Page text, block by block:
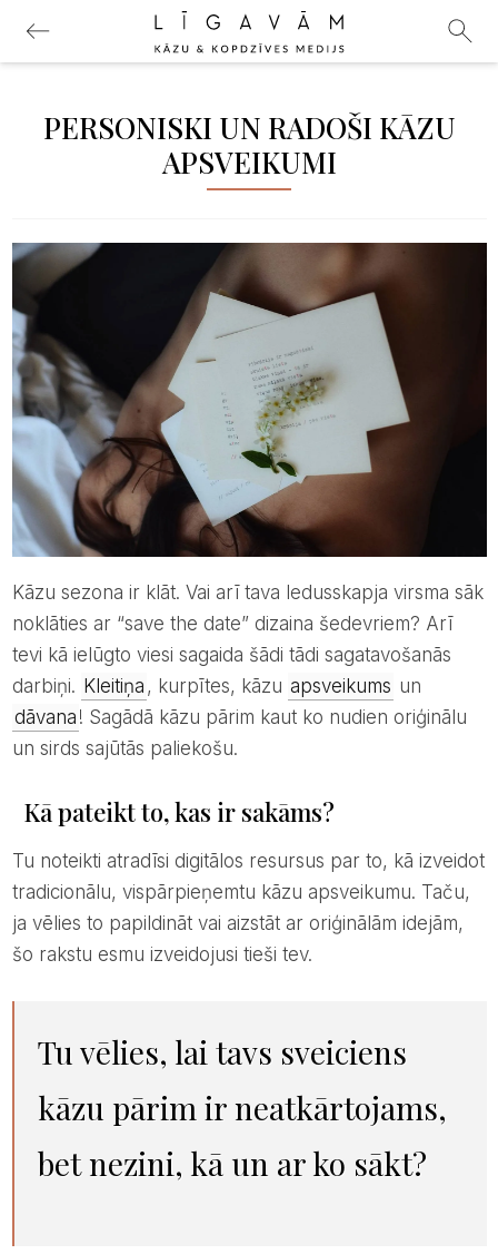
PERSONISKI UN RADOŠI KĀZU
APSVEIKUMI
Kāzu sezona ir klāt. Vai arī tava ledusskapja virsma sāk
noklāties ar “save the date” dizaina šedevriem? Arī
tevi kā ielūgto viesi sagaida šādi tādi sagatavošanās
darbiņi. Kleitiņa , kurpītes, kāzu apsveikums un
dāvana ! Sagādā kāzu pārim kaut ko nudien oriģinālu
un sirds sajūtās paliekošu.
Kā pateikt to, kas ir sakāms?
Tu noteikti atradīsi digitālos resursus par to, kā izveidot
tradicionālu, vispārpieņemtu kāzu apsveikumu. Taču,
ja vēlies to papildināt vai aizstāt ar oriģinālām idejām,
šo rakstu esmu izveidojusi tieši tev.
Tu vēlies, lai tavs sveiciens
kāzu pārim ir neatkārtojams,
bet nezini, kā un ar ko sākt?